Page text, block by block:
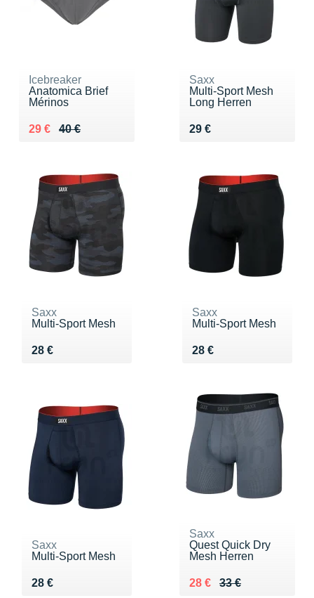
Icebreaker
Anatomica Brief
Mérinos
40 €
Au lieu de 40 €
29 €
Vendu 29 €
Saxx
Multi-Sport Mesh
Long Herren
29 €
Vendu 29 €
Saxx
Multi-Sport Mesh
28 €
Vendu 28 €
Saxx
Multi-Sport Mesh
28 €
Vendu 28 €
Saxx
Multi-Sport Mesh
28 €
Vendu 28 €
Saxx
Quest Quick Dry
Mesh Herren
33 €
Au lieu de 33 €
28 €
Vendu 28 €